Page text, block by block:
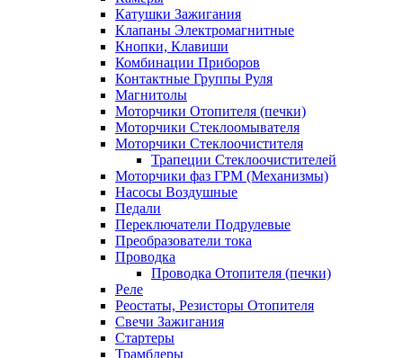
Катушки Зажигания
Клапаны Электромагнитные
Кнопки, Клавиши
Комбинации Приборов
Контактные Группы Руля
Магнитолы
Моторчики Отопителя (печки)
Моторчики Стеклоомывателя
Моторчики Стеклоочистителя
Трапеции Стеклоочистителей
Моторчики фаз ГРМ (Механизмы)
Насосы Воздушные
Педали
Переключатели Подрулевые
Преобразователи тока
Проводка
Проводка Отопителя (печки)
Реле
Реостаты, Резисторы Отопителя
Свечи Зажигания
Стартеры
Трамблеры